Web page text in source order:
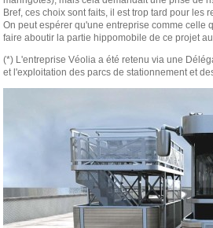
Bref, ces choix sont faits, il est trop tard pour les
On peut espérer qu'une entreprise comme celle
faire aboutir la partie hippomobile de ce projet
(*) L'entreprise Véolia a été retenu via une
et l'exploitation des parcs de stationnement et